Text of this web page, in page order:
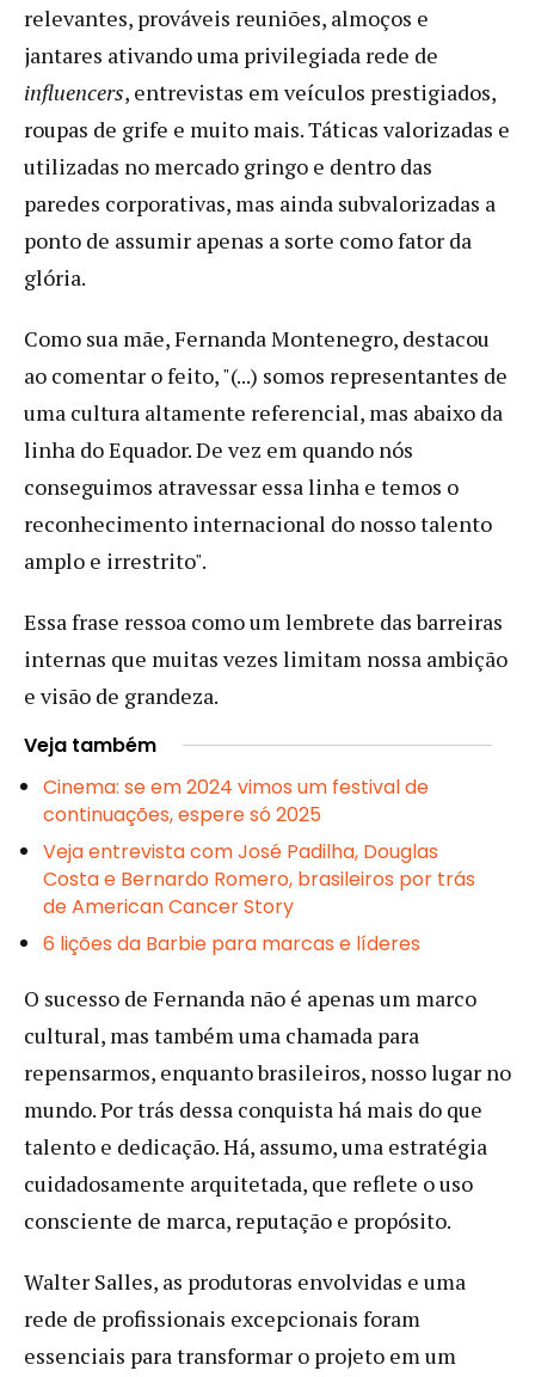
relevantes, prováveis reuniões, almoços e
jantares ativando uma privilegiada rede de
influencers, entrevistas em veículos prestigiados,
roupas de grife e muito mais. Táticas valorizadas e
utilizadas no mercado gringo e dentro das
paredes corporativas, mas ainda subvalorizadas a
ponto de assumir apenas a sorte como fator da
glória.
Como sua mãe, Fernanda Montenegro, destacou
ao comentar o feito, "(...) somos representantes de
uma cultura altamente referencial, mas abaixo da
linha do Equador. De vez em quando nós
conseguimos atravessar essa linha e temos o
reconhecimento internacional do nosso talento
amplo e irrestrito".
Essa frase ressoa como um lembrete das barreiras
internas que muitas vezes limitam nossa ambição
e visão de grandeza.
Veja também
Cinema: se em 2024 vimos um festival de
continuações, espere só 2025
Veja entrevista com José Padilha, Douglas
Costa e Bernardo Romero, brasileiros por trás
de American Cancer Story
6 lições da Barbie para marcas e líderes
O sucesso de Fernanda não é apenas um marco
cultural, mas também uma chamada para
repensarmos, enquanto brasileiros, nosso lugar no
mundo. Por trás dessa conquista há mais do que
talento e dedicação. Há, assumo, uma estratégia
cuidadosamente arquitetada, que reflete o uso
consciente de marca, reputação e propósito.
Walter Salles, as produtoras envolvidas e uma
rede de profissionais excepcionais foram
essenciais para transformar o projeto em um